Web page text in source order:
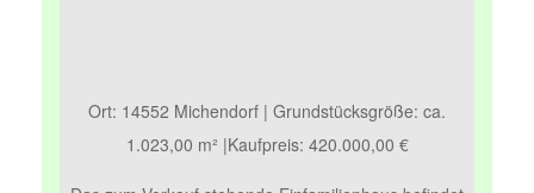
Ort: 14552 Michendorf | Grundstücksgröße: ca.
1.023,00 m² |Kaufpreis: 420.000,00 €